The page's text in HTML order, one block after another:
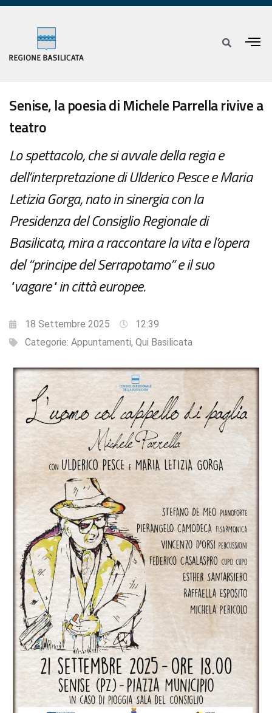
Senise, la poesia di Michele Parrella rivive a
teatro
Lo spettacolo, che si avvale della regia e
dell’interpretazione di Ulderico Pesce e Maria
Letizia Gorga, nato in sinergia con la
Presidenza del Consiglio Regionale di
Basilicata, mira a raccontare la vita e l’opera
del “principe del Serrapotamo” e il suo
"vagare" in città europee.
18 Settembre 2025
12:39
Categorie: Appuntamenti, Qui Basilicata